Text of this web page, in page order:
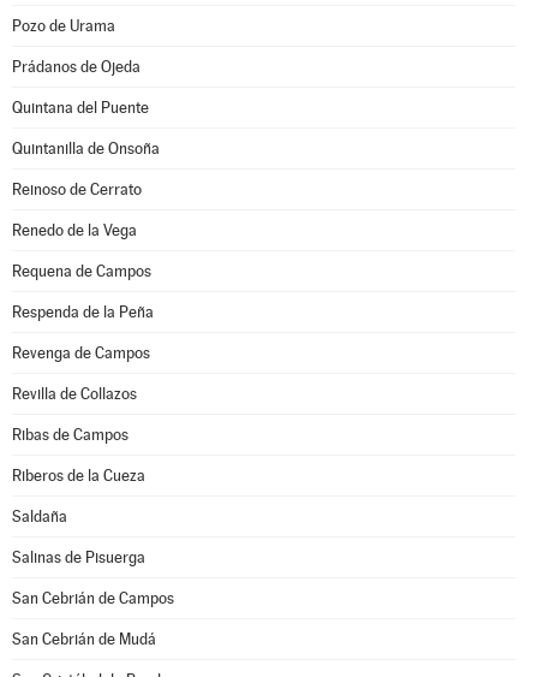
Pozo de Urama
Prádanos de Ojeda
Quintana del Puente
Quintanilla de Onsoña
Reinoso de Cerrato
Renedo de la Vega
Requena de Campos
Respenda de la Peña
Revenga de Campos
Revilla de Collazos
Ribas de Campos
Riberos de la Cueza
Saldaña
Salinas de Pisuerga
San Cebrián de Campos
San Cebrián de Mudá